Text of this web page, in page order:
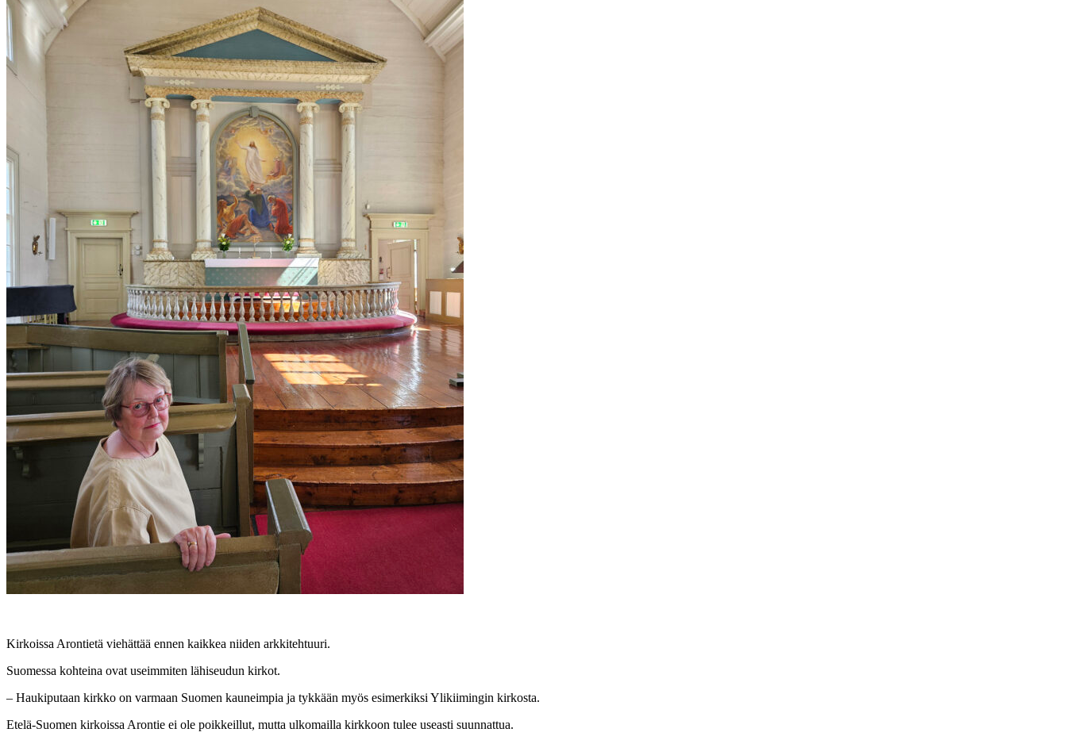
Kirkoissa Arontietä viehättää ennen kaikkea niiden arkkitehtuuri.
Suomessa kohteina ovat useimmiten lähiseudun kirkot.
– Haukiputaan kirkko on varmaan Suomen kauneimpia ja tykkään myös esimerkiksi Ylikiimingin kirkosta.
Etelä-Suomen kirkoissa Arontie ei ole poikkeillut, mutta ulkomailla kirkkoon tulee useasti suunnattua.